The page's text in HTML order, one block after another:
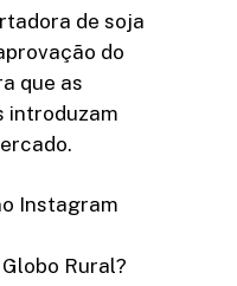
de soja
do
que as
introduzam
Instagram
Rural?